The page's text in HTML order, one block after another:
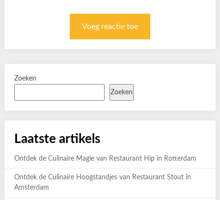
Zoeken
Zoeken
Laatste artikels
Ontdek de Culinaire Magie van Restaurant Hip in Rotterdam
Ontdek de Culinaire Hoogstandjes van Restaurant Stout in
Amsterdam